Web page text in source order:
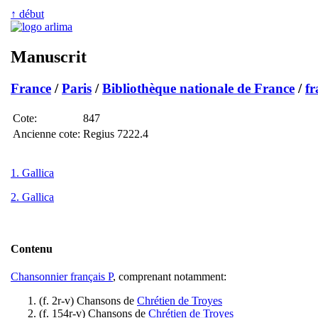
↑ début
Manuscrit
France /Paris /Bibliothèque nationale de France /
Cote:
847
Ancienne cote: Regius 7222.4
1. Gallica
2. Gallica
Contenu
Chansonnier français P, comprenant notamment:
(f. 2r-v) Chansons de Chrétien de Troyes
(f. 154r-v) Chansons de Chrétien de Troyes